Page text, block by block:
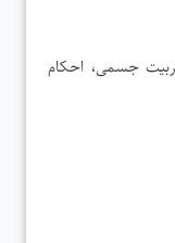
جسمی، احکام